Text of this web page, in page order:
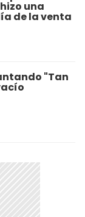
una
de la venta
"Tan